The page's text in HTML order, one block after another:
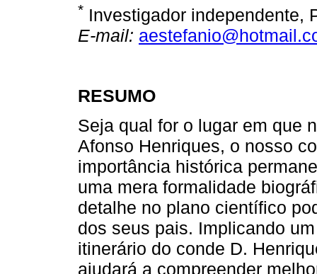
* Investigador independente,
E-mail:
RESUMO
Seja qual for o lugar em que
Afonso Henriques, o nosso
importância histórica
uma mera formalidade
detalhe no plano científico
dos seus pais. Implicando
itinerário do conde D.
ajudará a compreender